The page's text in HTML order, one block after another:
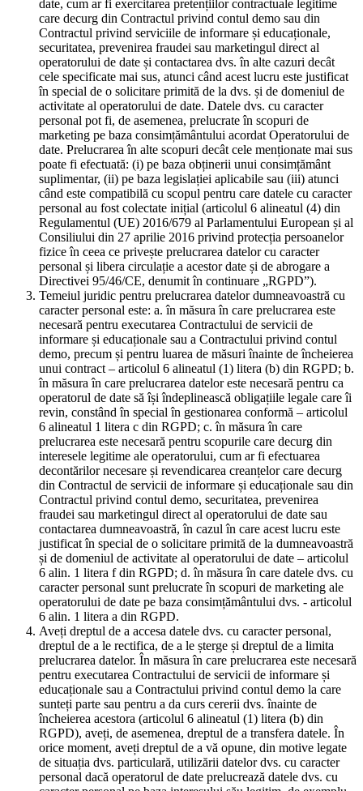
date, cum ar fi exercitarea pretențiilor contractuale legitime
care decurg din Contractul privind contul demo sau din
Contractul privind serviciile de informare și educaționale,
securitatea, prevenirea fraudei sau marketingul direct al
operatorului de date și contactarea dvs. în alte cazuri decât
cele specificate mai sus, atunci când acest lucru este justificat
în special de o solicitare primită de la dvs. și de domeniul de
activitate al operatorului de date. Datele dvs. cu caracter
personal pot fi, de asemenea, prelucrate în scopuri de
marketing pe baza consimțământului acordat Operatorului de
date. Prelucrarea în alte scopuri decât cele menționate mai sus
poate fi efectuată: (i) pe baza obținerii unui consimțământ
suplimentar, (ii) pe baza legislației aplicabile sau (iii) atunci
când este compatibilă cu scopul pentru care datele cu caracter
personal au fost colectate inițial (articolul 6 alineatul (4) din
Regulamentul (UE) 2016/679 al Parlamentului European și al
Consiliului din 27 aprilie 2016 privind protecția persoanelor
fizice în ceea ce privește prelucrarea datelor cu caracter
personal și libera circulație a acestor date și de abrogare a
Directivei 95/46/CE, denumit în continuare „RGPD”).
Temeiul juridic pentru prelucrarea datelor dumneavoastră cu
caracter personal este: a. în măsura în care prelucrarea este
necesară pentru executarea Contractului de servicii de
informare și educaționale sau a Contractului privind contul
demo, precum și pentru luarea de măsuri înainte de încheierea
unui contract – articolul 6 alineatul (1) litera (b) din RGPD; b.
în măsura în care prelucrarea datelor este necesară pentru ca
operatorul de date să își îndeplinească obligațiile legale care îi
revin, constând în special în gestionarea conformă – articolul
6 alineatul 1 litera c din RGPD; c. în măsura în care
prelucrarea este necesară pentru scopurile care decurg din
interesele legitime ale operatorului, cum ar fi efectuarea
decontărilor necesare și revendicarea creanțelor care decurg
din Contractul de servicii de informare și educaționale sau din
Contractul privind contul demo, securitatea, prevenirea
fraudei sau marketingul direct al operatorului de date sau
contactarea dumneavoastră, în cazul în care acest lucru este
justificat în special de o solicitare primită de la dumneavoastră
și de domeniul de activitate al operatorului de date – articolul
6 alin. 1 litera f din RGPD; d. în măsura în care datele dvs. cu
caracter personal sunt prelucrate în scopuri de marketing ale
operatorului de date pe baza consimțământului dvs. - articolul
6 alin. 1 litera a din RGPD.
Aveți dreptul de a accesa datele dvs. cu caracter personal,
dreptul de a le rectifica, de a le șterge și dreptul de a limita
prelucrarea datelor. În măsura în care prelucrarea este necesară
pentru executarea Contractului de servicii de informare și
educaționale sau a Contractului privind contul demo la care
sunteți parte sau pentru a da curs cererii dvs. înainte de
încheierea acestora (articolul 6 alineatul (1) litera (b) din
RGPD), aveți, de asemenea, dreptul de a transfera datele. În
orice moment, aveți dreptul de a vă opune, din motive legate
de situația dvs. particulară, utilizării datelor dvs. cu caracter
personal dacă operatorul de date prelucrează datele dvs. cu